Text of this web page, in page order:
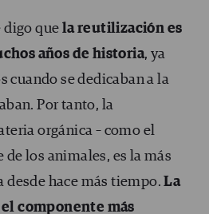
digo que la reutilización es
años de historia, ya
cuando se dedicaban a la
Por tanto, la
orgánica – como el
los animales, es la más
desde hace más tiempo.La
componente más